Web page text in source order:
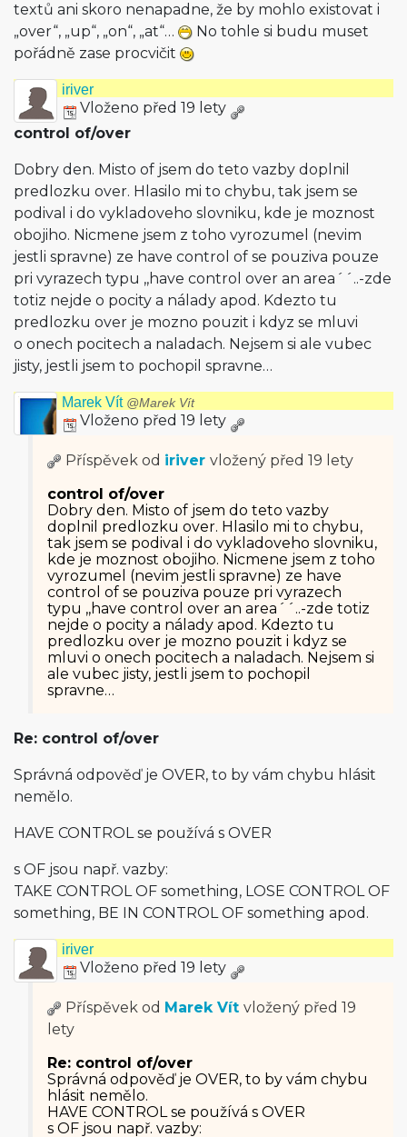
textů ani skoro nenapadne, že by mohlo existovat i
„over“, „up“, „on“, „at“…
No tohle si budu muset
pořádně zase procvičit
iriver
Vloženo před 19 lety
control of/over
Dobry den. Misto of jsem do teto vazby doplnil
predlozku over. Hlasilo mi to chybu, tak jsem se
podival i do vykladoveho slovniku, kde je moznost
obojiho. Nicmene jsem z toho vyrozumel (nevim
jestli spravne) ze have control of se pouziva pouze
pri vyrazech typu ,,have control over an area´´..-zde
totiz nejde o pocity a nálady apod. Kdezto tu
predlozku over je mozno pouzit i kdyz se mluvi
o onech pocitech a naladach. Nejsem si ale vubec
jisty, jestli jsem to pochopil spravne…
Marek Vít @Marek Vít
Vloženo před 19 lety
Příspěvek od iriver vložený před 19 lety
control of/over
Dobry den. Misto of jsem do teto vazby
doplnil predlozku over. Hlasilo mi to chybu,
tak jsem se podival i do vykladoveho slovniku,
kde je moznost obojiho. Nicmene jsem z toho
vyrozumel (nevim jestli spravne) ze have
control of se pouziva pouze pri vyrazech
typu ,,have control over an area´´..-zde totiz
nejde o pocity a nálady apod. Kdezto tu
predlozku over je mozno pouzit i kdyz se
mluvi o onech pocitech a naladach. Nejsem si
ale vubec jisty, jestli jsem to pochopil
spravne…
Re: control of/over
Správná odpověď je OVER, to by vám chybu hlásit
nemělo.
HAVE CONTROL se používá s OVER
s OF jsou např. vazby:
TAKE CONTROL OF something, LOSE CONTROL OF
something, BE IN CONTROL OF something apod.
iriver
Vloženo před 19 lety
Příspěvek od Marek Vít vložený před 19
lety
Re: control of/over
Správná odpověď je OVER, to by vám chybu
hlásit nemělo.
HAVE CONTROL se používá s OVER
s OF jsou např. vazby: